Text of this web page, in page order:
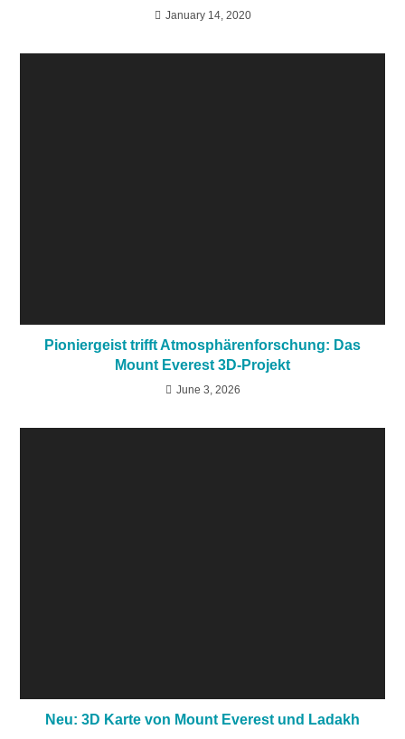
January 14, 2020
Pioniergeist trifft Atmosphärenforschung: Das
Mount Everest 3D-Projekt
June 3, 2026
Neu: 3D Karte von Mount Everest und Ladakh